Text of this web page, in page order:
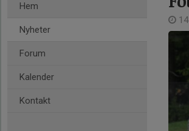
Hem
Nyheter
Forum
Kalender
Kontakt